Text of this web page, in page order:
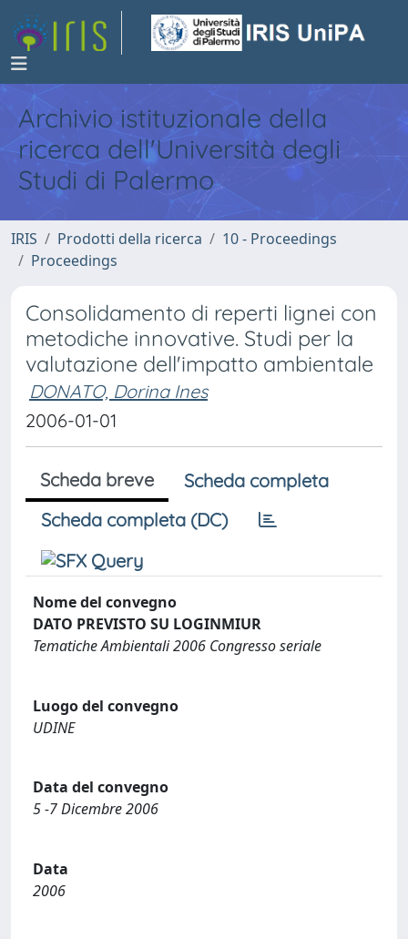
Archivio istituzionale della
ricerca dell'Università degli
Studi di Palermo
IRIS Prodotti della ricerca
10 - Proceedings
Proceedings
Consolidamento di reperti lignei con
metodiche innovative. Studi per la
valutazione dell'impatto ambientale
DONATO, Dorina Ines
2006-01-01
Scheda breve
Scheda completa
Scheda completa (DC)
Nome del convegno
DATO PREVISTO SU LOGINMIUR
Tematiche Ambientali 2006 Congresso seriale
Luogo del convegno
UDINE
Data del convegno
5 -7 Dicembre 2006
Data
2006